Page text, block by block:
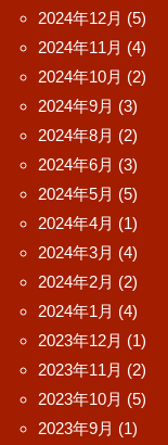
2024年12月 (5)
2024年11月 (4)
2024年10月 (2)
2024年9月 (3)
2024年8月 (2)
2024年6月 (3)
2024年5月 (5)
2024年4月 (1)
2024年3月 (4)
2024年2月 (2)
2024年1月 (4)
2023年12月 (1)
2023年11月 (2)
2023年10月 (5)
2023年9月 (1)